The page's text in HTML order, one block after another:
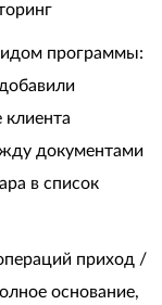
программы:
клиента
документами
в список
приход /
основание,